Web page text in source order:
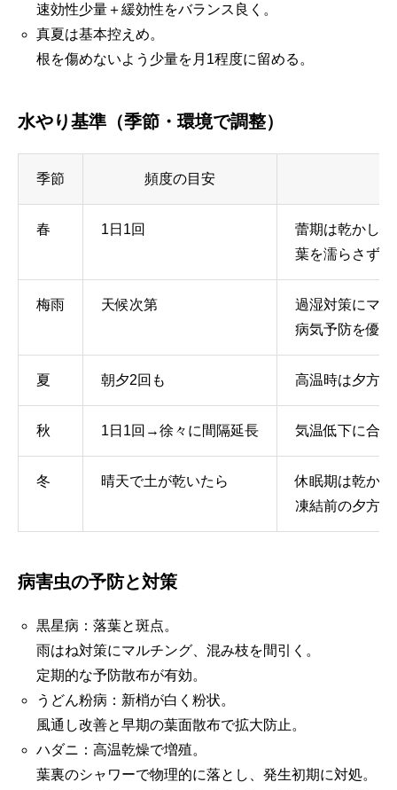
速効性少量＋緩効性をバランス良く。
真夏は基本控えめ。
根を傷めないよう少量を月1程度に留める。
水やり基準（季節・環境で調整）
季節 頻度の目安
春 1日1回
蕾期は乾かし
葉を濡らさず
梅雨 天候次第
過湿対策にマ
病気予防を優先
夏 朝夕2回も 高温時は夕方
秋 1日1回→徐々に間隔延長 気温低下に合
冬 晴天で土が乾いたら
休眠期は乾か
凍結前の夕方
病害虫の予防と対策
黒星病：落葉と斑点。
雨はね対策にマルチング、混み枝を間引く。
定期的な予防散布が有効。
うどん粉病：新梢が白く粉状。
風通し改善と早期の葉面散布で拡大防止。
ハダニ：高温乾燥で増殖。
葉裏のシャワーで物理的に落とし、発生初期に対処。